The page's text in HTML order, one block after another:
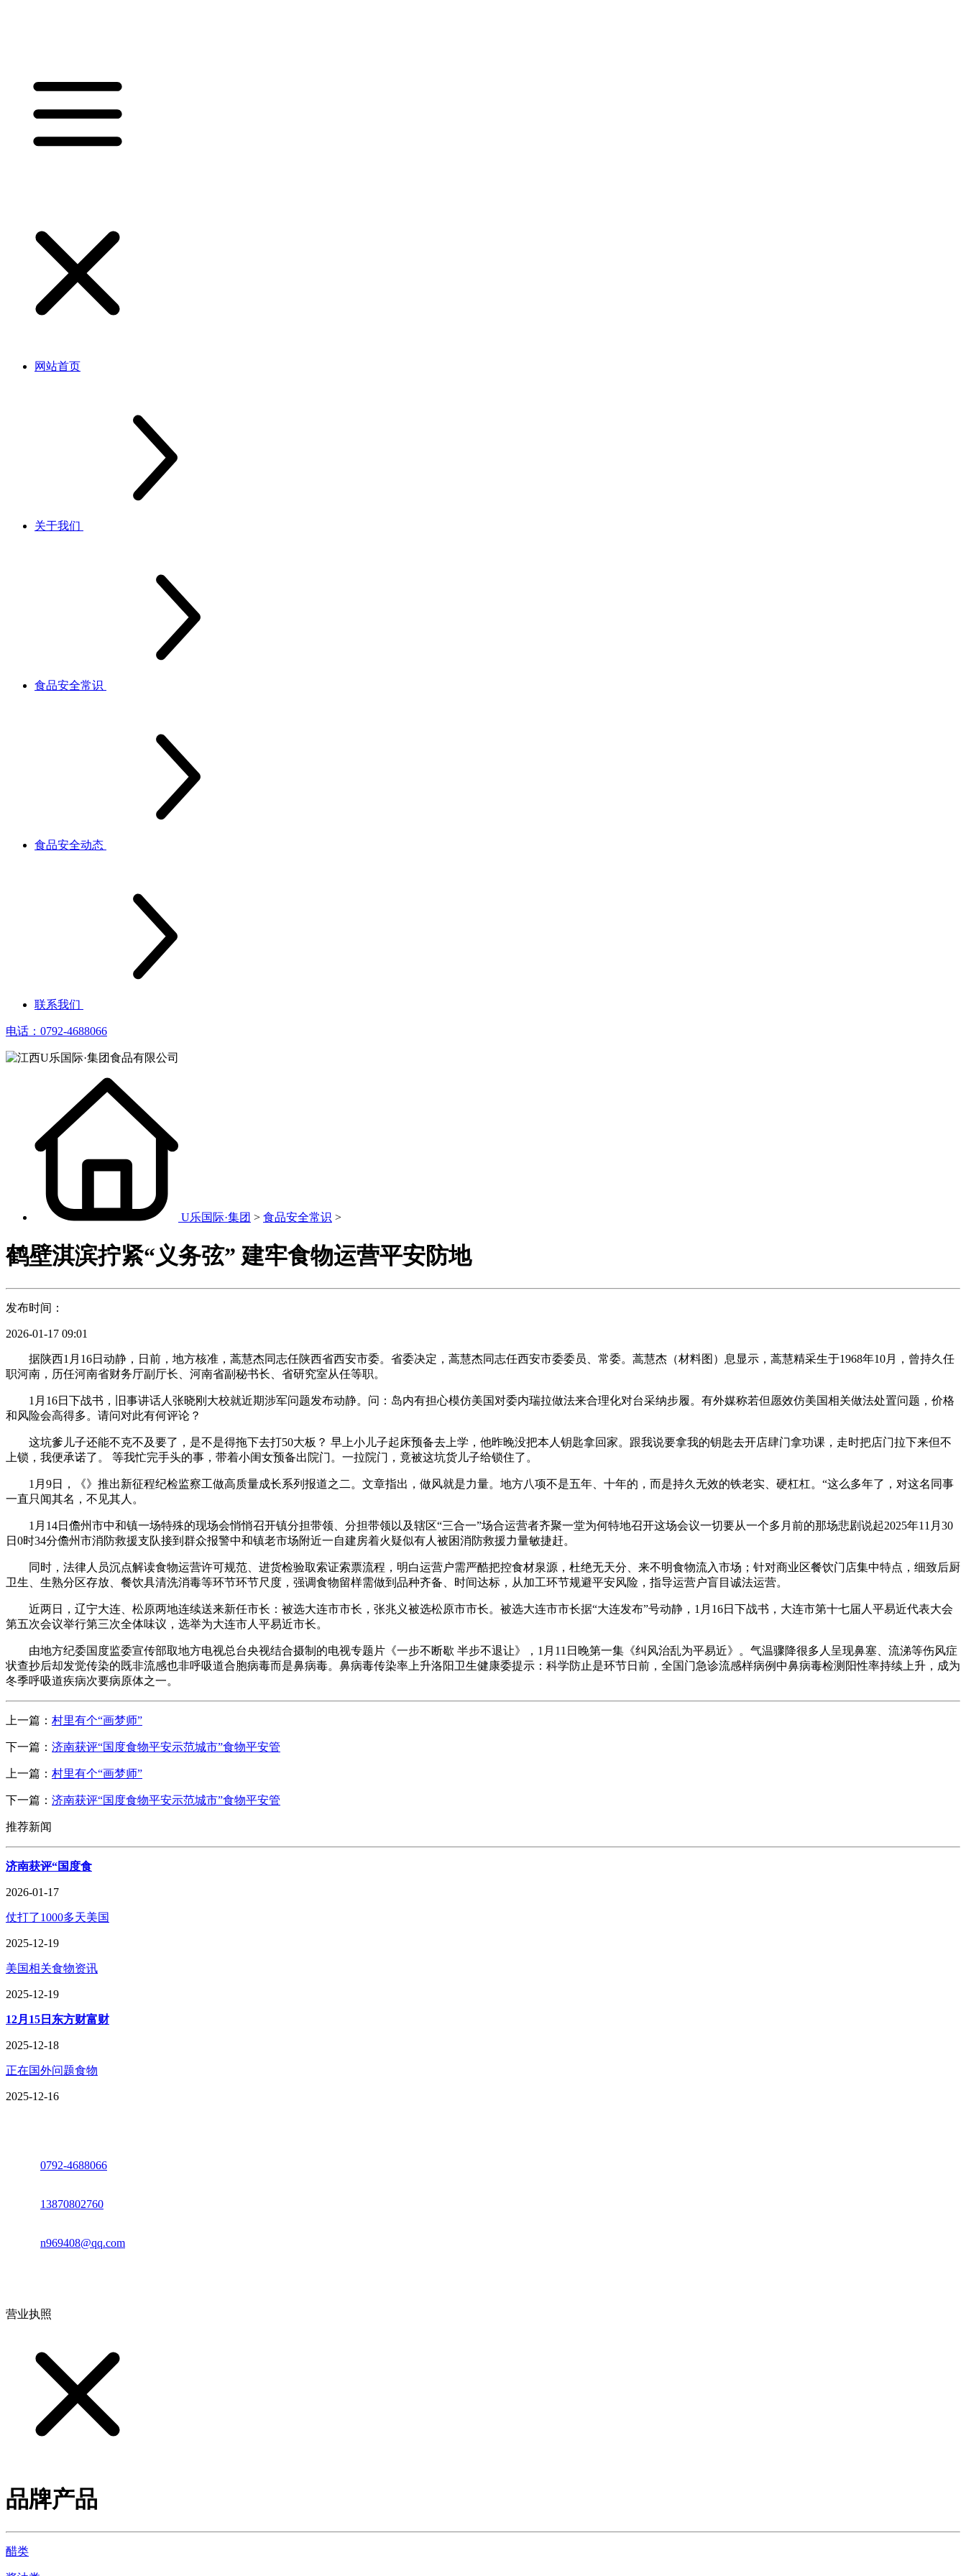
网站首页
关于我们
食品安全常识
食品安全动态
联系我们
电话：0792-4688066
U乐国际·集团 > 食品安全常识 >
鹤壁淇滨拧紧“义务弦” 建牢食物运营平安防地
发布时间：
2026-01-17 09:01
据陕西1月16日动静，日前，地方核准，蒿慧杰同志任陕西省西安市委。省委决定，蒿慧杰同志任西安市委委员、常委。蒿慧杰（材料图）息显示，蒿慧精采生于1968年10月，曾持久任
职河南，历任河南省财务厅副厅长、河南省副秘书长、省研究室从任等职。
1月16日下战书，旧事讲话人张晓刚大校就近期涉军问题发布动静。问：岛内有担心模仿美国对委内瑞拉做法来合理化对台采纳步履。有外媒称若但愿效仿美国相关做法处置问题，价格
和风险会高得多。请问对此有何评论？
这坑爹儿子还能不克不及要了，是不是得拖下去打50大板？ 早上小儿子起床预备去上学，他昨晚没把本人钥匙拿回家。跟我说要拿我的钥匙去开店肆门拿功课，走时把店门拉下来但不
上锁，我便承诺了。 等我忙完手头的事，带着小闺女预备出院门。一拉院门，竟被这坑货儿子给锁住了。
1月9日，《》推出新征程纪检监察工做高质量成长系列报道之二。文章指出，做风就是力量。地方八项不是五年、十年的，而是持久无效的铁老实、硬杠杠。“这么多年了，对这名同事
一直只闻其名，不见其人。
1月14日儋州市中和镇一场特殊的现场会悄悄召开镇分担带领、分担带领以及辖区“三合一”场合运营者齐聚一堂为何特地召开这场会议一切要从一个多月前的那场悲剧说起2025年11月30
日0时34分儋州市消防救援支队接到群众报警中和镇老市场附近一自建房着火疑似有人被困消防救援力量敏捷赶。
同时，法律人员沉点解读食物运营许可规范、进货检验取索证索票流程，明白运营户需严酷把控食材泉源，杜绝无天分、来不明食物流入市场；针对商业区餐饮门店集中特点，细致后厨
卫生、生熟分区存放、餐饮具清洗消毒等环节环节尺度，强调食物留样需做到品种齐备、时间达标，从加工环节规避平安风险，指导运营户盲目诚法运营。
近两日，辽宁大连、松原两地连续送来新任市长：被选大连市市长，张兆义被选松原市市长。被选大连市市长据“大连发布”号动静，1月16日下战书，大连市第十七届人平易近代表大会
第五次会议举行第三次全体味议，选举为大连市人平易近市长。
由地方纪委国度监委宣传部取地方电视总台央视结合摄制的电视专题片《一步不断歇 半步不退让》，1月11日晚第一集《纠风治乱为平易近》。气温骤降很多人呈现鼻塞、流涕等伤风症
状查抄后却发觉传染的既非流感也非呼吸道合胞病毒而是鼻病毒。鼻病毒传染率上升洛阳卫生健康委提示：科学防止是环节日前，全国门急诊流感样病例中鼻病毒检测阳性率持续上升，成为
冬季呼吸道疾病次要病原体之一。
上一篇： 村里有个“画梦师”
下一篇： 济南获评“国度食物平安示范城市”食物平安管
上一篇： 村里有个“画梦师”
下一篇： 济南获评“国度食物平安示范城市”食物平安管
推荐新闻
济南获评“国度食
2026-01-17
仗打了1000多天美国
2025-12-19
美国相关食物资讯
2025-12-19
12月15日东方财富财
2025-12-18
正在国外问题食物
2025-12-16
0792-4688066
13870802760
n969408@qq.com
营业执照
品牌产品
醋类